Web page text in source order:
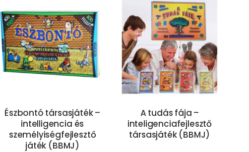
Észbontó társasjáték –
intelligencia és
személyiségfejlesztő
játék (BBMJ)
A tudás fája –
inteligenciafejlesztő
társasjáték (BBMJ)